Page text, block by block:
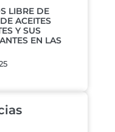
LIBRE DE
ACEITES
Y SUS
EN LAS